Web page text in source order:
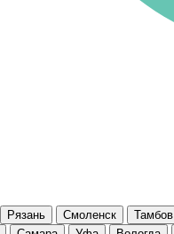
Рязань Смоленск Тамбов